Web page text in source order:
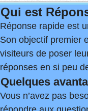
Qui est
Réponse rapide est
Son objectif premier
visiteurs de poser
réponses en si peu
Quelques
Vous n’avez pas